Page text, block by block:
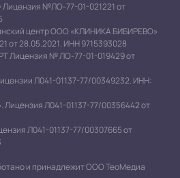
№ЛО-77-01-021221 от
центр ООО «КЛИНИКА БИБИРЕВО»
от 28.05.2021. ИНН 9715393028
Лицензия № ЛО-77-01-019429 от
Л041-01137-77/00349232. ИНН:
Л041-01137-77/00356442 от
Л041-01137-77/00307665 от
и принадлежит ООО ТеоМедиа